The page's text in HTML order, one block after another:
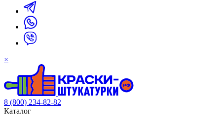
×
8 (800) 234-82-82
Каталог